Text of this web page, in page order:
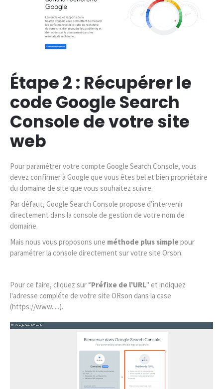
Étape 2 : Récupérer le
code Google Search
Console de votre site
web
Pour paramétrer votre compte Google Search Console, vous
devez confirmer à Google que vous êtes bel et bien propriétaire
du domaine de site que vous souhaitez suivre.
Par défaut, Google Search Console propose d’intervenir
directement dans la console de gestion de votre nom de
domaine.
Mais nous vous proposons une méthode plus simplepour
paramétrer la console directement sur votre site Orson.
Pour ce faire, cliquez sur “Préfixe de l'URL" et indiquez
l'adresse compléte de votre site ORson dans la case
(https://www. ...).